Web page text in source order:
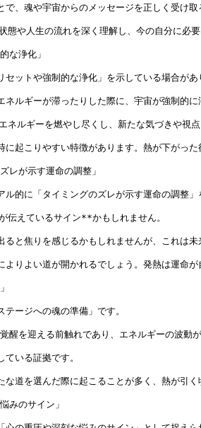
、魂や宇宙からのメッセージを正しく受け取
や人生の流れを深く理解し、今の自分に必
な浄化」
ットや強制的な浄化」を示している場合があ
ルギーが滞ったりした際に、宇宙が強制的に
ルギーを燃やし尽くし、新たな気づきや視
起こりやすい特徴があります。熱が下がっ
が示す運命の調整」
的に「タイミングのズレが示す運命の調整」
伝えているサイン**かもしれません。
と焦りを感じるかもしれませんが、これは
りよい道が開かれるでしょう。発熱は運命が
ージへの魂の準備」です。
を迎える前触れであり、エネルギーの波動
いる証拠です。
道を選んだ際に起こることが多く、熱が引
みのサイン」